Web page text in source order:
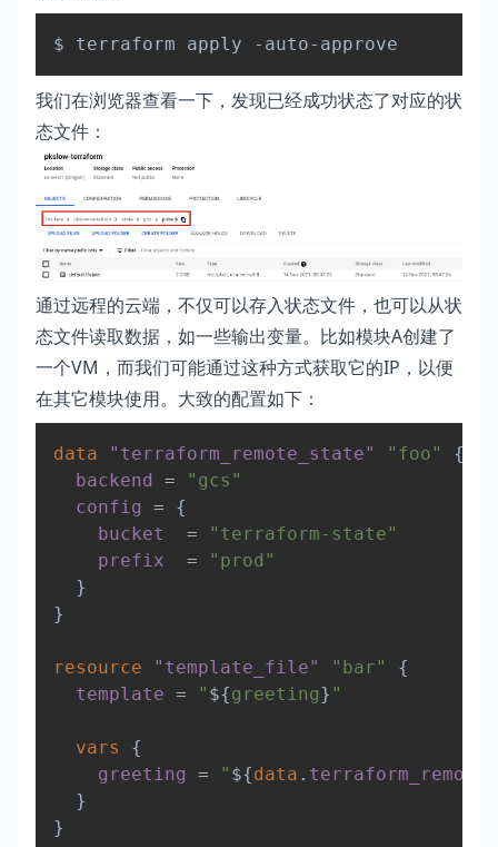
我们在浏览器查看一下，发现已经成功状态了对应的状
态文件：
通过远程的云端，不仅可以存入状态文件，也可以从状
态文件读取数据，如一些输出变量。比如模块A创建了
一个VM，而我们可能通过这种方式获取它的IP，以便
在其它模块使用。大致的配置如下：
data "terraform_remote_state" "foo"
{
backend
=
"gcs"
config
=
{
bucket
=
"terraform-state"
prefix
=
"prod"
}
}
resource "template_file" "bar"
{
template = " ${greeting} "
vars
{
greeting
= " ${data .
}
}
Copy